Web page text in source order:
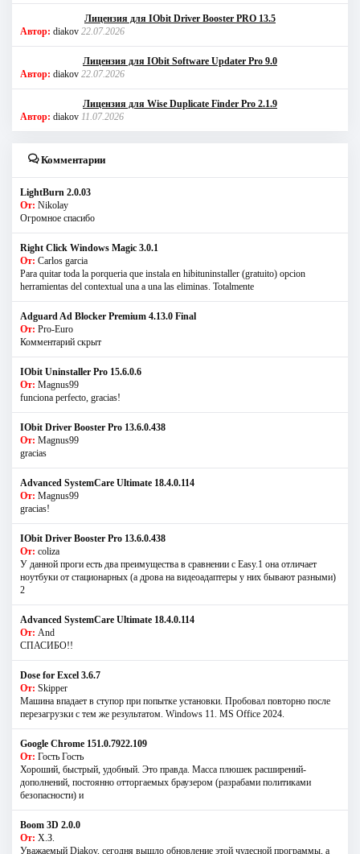
Лицензия для IObit Driver Booster PRO 13.5
Автор: diakov 22.07.2026
Лицензия для IObit Software Updater Pro 9.0
Автор: diakov 22.07.2026
Лицензия для Wise Duplicate Finder Pro 2.1.9
Автор: diakov 11.07.2026
Комментарии
LightBurn 2.0.03
От: Nikolay
Огромное спасибо
Right Click Windows Magic 3.0.1
От: Carlos garcia
Para quitar toda la porqueria que instala en hibituninstaller (gratuito) opcion
herramientas del contextual una a una las eliminas. Totalmente
Adguard Ad Blocker Premium 4.13.0 Final
От: Pro-Euro
Комментарий скрыт
IObit Uninstaller Pro 15.6.0.6
От: Magnus99
funciona perfecto, gracias!
IObit Driver Booster Pro 13.6.0.438
От: Magnus99
gracias
Advanced SystemCare Ultimate 18.4.0.114
От: Magnus99
gracias!
IObit Driver Booster Pro 13.6.0.438
От: coliza
У данной проги есть два преимущества в сравнении с Easy.1 она отличает
ноутбуки от стационарных (а дрова на видеоадаптеры у них бывают разными)
2
Advanced SystemCare Ultimate 18.4.0.114
От: And
СПАСИБО!!
Dose for Excel 3.6.7
От: Skipper
Машина впадает в ступор при попытке установки. Пробовал повторно после
перезагрузки с тем же результатом. Windows 11. MS Offiсe 2024.
Google Chrome 151.0.7922.109
От: Гость Гость
Хороший, быстрый, удобный. Это правда. Масса плюшек расширений-
дополнений, постоянно отторгаемых браузером (разрабами политиками
безопасности) и
Boom 3D 2.0.0
От: Х.З.
Уважаемый Diakov, сегодня вышло обновление этой чудесной программы, а